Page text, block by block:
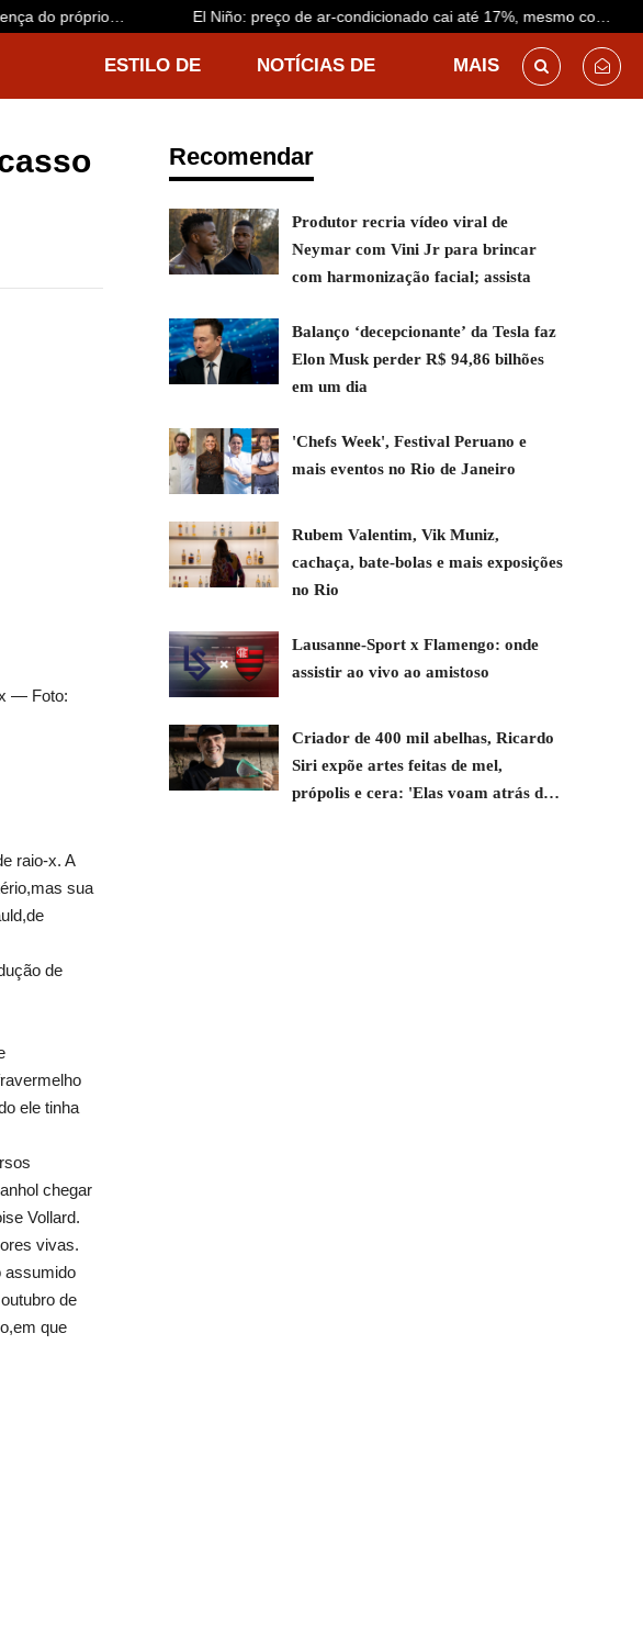
do próprio
El Niño: preço de ar-condicionado cai até 17%, mesmo com
ESTILO DE NOTÍCIAS DE MAIS
— Foto:
raio-x. A
sua
de
ele tinha
chegar
Vollard.
vivas.
assumido
de
que
Recomendar
Produtor recria vídeo viral de
Neymar com Vini Jr para brincar
com harmonização facial; assista
Balanço ‘decepcionante’ da Tesla faz
Elon Musk perder R$ 94,86 bilhões
em um dia
'Chefs Week', Festival Peruano e
mais eventos no Rio de Janeiro
Rubem Valentim, Vik Muniz,
cachaça, bate-bolas e mais exposições
no Rio
Lausanne-Sport x Flamengo: onde
assistir ao vivo ao amistoso
Criador de 400 mil abelhas, Ricardo
Siri expõe artes feitas de mel,
própolis e cera: 'Elas voam atrás de